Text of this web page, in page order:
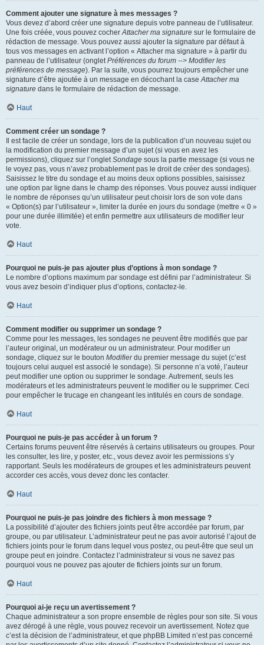
Comment ajouter une signature à mes messages ?
Vous devez d’abord créer une signature depuis votre panneau de l’utilisateur.
Une fois créée, vous pouvez cocherAttacher ma signature sur le formulaire de
rédaction de message. Vous pouvez aussi ajouter la signature par défaut à
tous vos messages en activant l’option « Attacher ma signature » à partir du
panneau de l’utilisateur (ongletPréférences du forum --> Modifier les
préférences de message). Par la suite, vous pourrez toujours empêcher une
signature d’être ajoutée à un message en décochant la caseAttacher ma
signature dans le formulaire de rédaction de message.
Haut
Comment créer un sondage ?
Il est facile de créer un sondage, lors de la publication d’un nouveau sujet ou
la modification du premier message d’un sujet (si vous en avez les
permissions), cliquez sur l’ongletSondage sous la partie message (si vous ne
le voyez pas, vous n’avez probablement pas le droit de créer des sondages).
Saisissez le titre du sondage et au moins deux options possibles, saisissez
une option par ligne dans le champ des réponses. Vous pouvez aussi indiquer
le nombre de réponses qu’un utilisateur peut choisir lors de son vote dans
« Option(s) par l’utilisateur », limiter la durée en jours du sondage (mettre « 0 »
pour une durée illimitée) et enfin permettre aux utilisateurs de modifier leur
vote.
Haut
Pourquoi ne puis-je pas ajouter plus d’options à mon sondage ?
Le nombre d’options maximum par sondage est défini par l’administrateur. Si
vous avez besoin d’indiquer plus d’options, contactez-le.
Haut
Comment modifier ou supprimer un sondage ?
Comme pour les messages, les sondages ne peuvent être modifiés que par
l’auteur original, un modérateur ou un administrateur. Pour modifier un
sondage, cliquez sur le bouton Modifierdu premier message du sujet (c’est
toujours celui auquel est associé le sondage). Si personne n’a voté, l’auteur
peut modifier une option ou supprimer le sondage. Autrement, seuls les
modérateurs et les administrateurs peuvent le modifier ou le supprimer. Ceci
pour empêcher le trucage en changeant les intitulés en cours de sondage.
Haut
Pourquoi ne puis-je pas accéder à un forum ?
Certains forums peuvent être réservés à certains utilisateurs ou groupes. Pour
les consulter, les lire, y poster, etc., vous devez avoir les permissions s’y
rapportant. Seuls les modérateurs de groupes et les administrateurs peuvent
accorder ces accès, vous devez donc les contacter.
Haut
Pourquoi ne puis-je pas joindre des fichiers à mon message ?
La possibilité d’ajouter des fichiers joints peut être accordée par forum, par
groupe, ou par utilisateur. L’administrateur peut ne pas avoir autorisé l’ajout de
fichiers joints pour le forum dans lequel vous postez, ou peut-être que seul un
groupe peut en joindre. Contactez l’administrateur si vous ne savez pas
pourquoi vous ne pouvez pas ajouter de fichiers joints sur un forum.
Haut
Pourquoi ai-je reçu un avertissement ?
Chaque administrateur a son propre ensemble de règles pour son site. Si vous
avez dérogé à une règle, vous pouvez recevoir un avertissement. Notez que
c’est la décision de l’administrateur, et que phpBB Limited n’est pas concerné